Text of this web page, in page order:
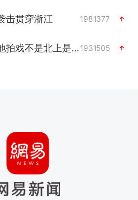
击贯穿浙江 1981377
梁家辉：到内地拍戏不是北上是回归1931505